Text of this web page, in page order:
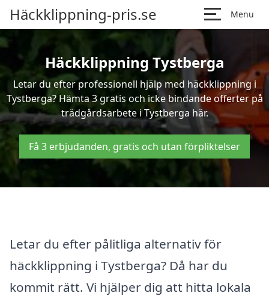
Häckklippning-pris.se Menu
Häckklippning Tystberga
Letar du efter professionell hjälp med häckklippning i
Tystberga? Hämta 3 gratis och icke bindande offerter på
trädgårdsarbete i Tystberga här.
Få 3 erbjudanden, gratis och utan förpliktelser
Letar du efter pålitliga alternativ för
häckklippning i Tystberga? Då har du
kommit rätt. Vi hjälper dig att hitta lokala